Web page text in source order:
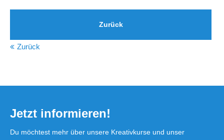
Zurück
Zurück
Jetzt informieren!
Du möchtest mehr über unsere Kreativkurse und unser